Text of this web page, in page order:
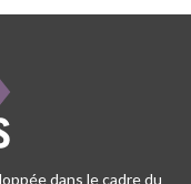
dans le cadre du